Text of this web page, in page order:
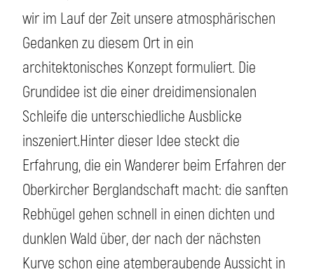
wir im Lauf der Zeit unsere atmosphärischen
Gedanken zu diesem Ort in ein
architektonisches Konzept formuliert. Die
Grundidee ist die einer dreidimensionalen
Schleife die unterschiedliche Ausblicke
inszeniert.Hinter dieser Idee steckt die
Erfahrung, die ein Wanderer beim Erfahren der
Oberkircher Berglandschaft macht: die sanften
Rebhügel gehen schnell in einen dichten und
dunklen Wald über, der nach der nächsten
Kurve schon eine atemberaubende Aussicht in